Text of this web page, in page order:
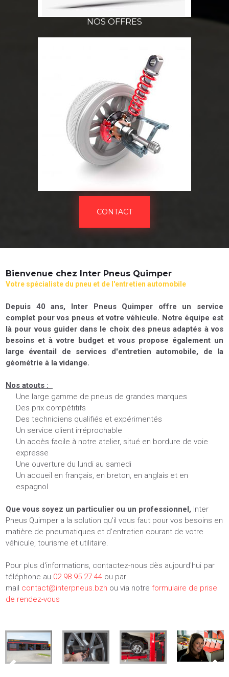
NOS OFFRES
CONTACT
Bienvenue chez Inter Pneus Quimper
Votre spécialiste du pneu et de l'entretien automobile
Depuis 40 ans, Inter Pneus Quimper offre un service
complet pour vos pneus et votre véhicule. Notre équipe est
là pour vous guider dans le choix des pneus adaptés à vos
besoins et à votre budget et vous propose également un
large éventail de services d'entretien automobile, de la
géométrie à la vidange.
Nos atouts :
Une large gamme de pneus de grandes marques
Des prix compétitifs
Des techniciens qualifiés et expérimentés
Un service client irréprochable
Un accès facile à notre atelier, situé en bordure de voie
expresse
Une ouverture du lundi au samedi
Un accueil en français, en breton, en anglais et en
espagnol
Que vous soyez un particulier ou un professionnel, Inter
Pneus Quimper a la solution qu'il vous faut pour vos besoins en
matière de pneumatiques et d'entretien courant de votre
véhicule, tourisme et utilitaire.
Pour plus d'informations, contactez-nous dès aujourd'hui par
téléphone au 02.98.95.27.44 ou par
mail contact@interpneus.bzh ou via notre formulaire de prise
de rendez-vous